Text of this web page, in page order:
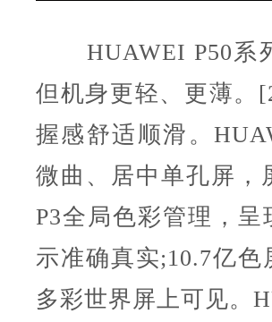
HUAWEI P50系
但机身更轻、更薄。
握感舒适顺滑。
微曲、居中单孔屏，
P3全局色彩管理，
示准确真实;10.7亿
多彩世界屏上可见。